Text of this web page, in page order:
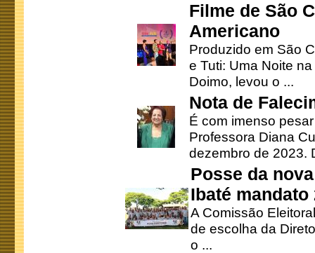
Filme de São
Americano
Produzido em São
e Tuti: Uma Noite
Doimo, levou o ...
Nota de
É com imenso
Professora Diana
dezembro de 2023.
Posse da
Ibaté mandato
A Comissão
de escolha da
o ...